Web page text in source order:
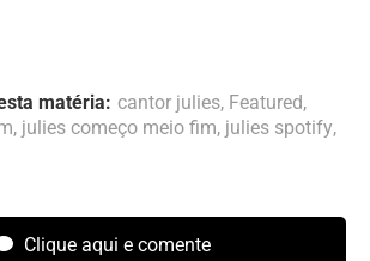
matéria: cantor julies, Featured,
, julies começo meio fim, julies spotify,
Clique aqui e comente